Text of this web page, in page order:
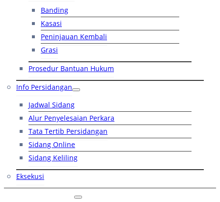
Banding
Kasasi
Peninjauan Kembali
Grasi
Prosedur Bantuan Hukum
Info Persidangan
Jadwal Sidang
Alur Penyelesaian Perkara
Tata Tertib Persidangan
Sidang Online
Sidang Keliling
Eksekusi